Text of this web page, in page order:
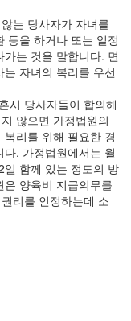
는 당사자가 자녀를
등을 하거나 또는 일정
는 것을 말합니다. 면
자녀의 복리를 우선
시 당사자들이 합의해
않으면 가정법원의
리를 위해 필요한 경
. 가정법원에서는 월
함께 있는 정도의 방
양육비 지급의무를
리를 인정하는데 소